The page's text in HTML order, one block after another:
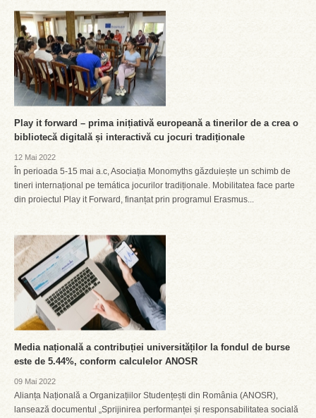
Play it forward – prima inițiativă europeană a tinerilor de a crea o
bibliotecă digitală și interactivă cu jocuri tradiționale
12 Mai 2022
În perioada 5-15 mai a.c, Asociația Monomyths găzduiește un schimb de
tineri internațional pe temática jocurilor tradiționale. Mobilitatea face parte
din proiectul Play it Forward, finanțat prin programul Erasmus...
Media națională a contribuției universităților la fondul de burse
este de 5.44%, conform calculelor ANOSR
09 Mai 2022
Alianța Națională a Organizațiilor Studențești din România (ANOSR),
lansează documentul „Sprijinirea performanței și responsabilitatea socială